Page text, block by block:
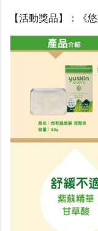
【活動獎品】：《